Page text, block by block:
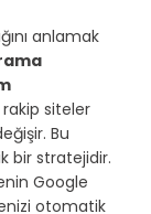
anlamak
siteler
Bu
bir stratejidir.
Google
otomatik